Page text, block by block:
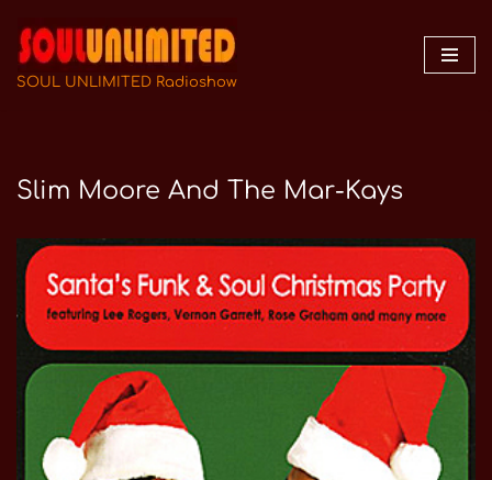
Zum
Inhalt
SOUL UNLIMITED Radioshow
Slim Moore And The Mar-Kays